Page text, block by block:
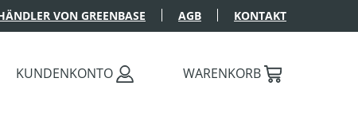
VON GREENBASE AGB KONTAKT
KUNDENKONTO WARENKORB